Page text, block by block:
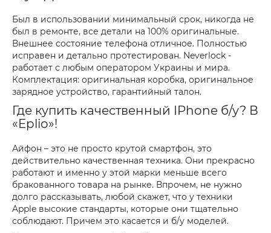
Был в использовании минимальный срок, никогда не
был в ремонте, все детали на 100% оригинальные.
Внешнее состояние телефона отличное. Полностью
исправен и детально протестирован. Neverlock -
работает с любым оператором Украины и мира.
Комплектация: оригинальная коробка, оригинальное
зарядное устройство, гарантийный талон.
Где купить качественный IPhone б/у? В
«Eplio»!
Айфон – это не просто крутой смартфон, это
действительно качественная техника. Они прекрасно
работают и именно у этой марки меньше всего
бракованного товара на рынке. Впрочем, не нужно
долго рассказывать, любой скажет, что у техники
Apple высокие стандарты, которые они тщательно
соблюдают. Причем это касается и б/у моделей.